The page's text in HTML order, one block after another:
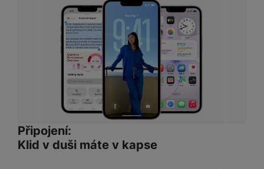
k
l
á
v
e
s
c
e
s
r
y
c
hl
n
bí
ní
m
o
u
t
e
y
Připojení:
Klid v duši máte v kapse